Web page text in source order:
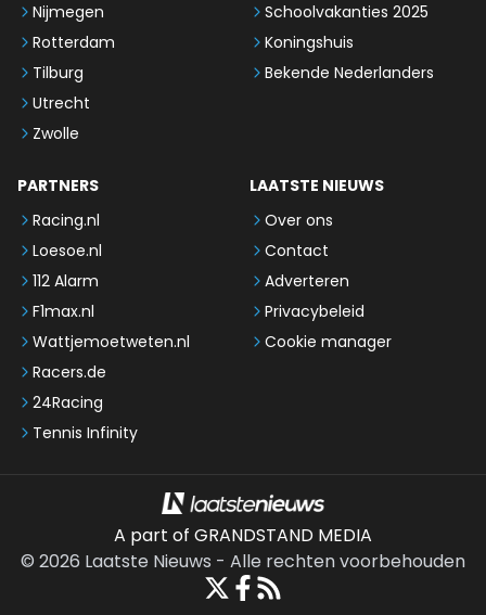
Nijmegen
Rotterdam
Tilburg
Utrecht
Zwolle
Schoolvakanties 2025
Koningshuis
Bekende Nederlanders
PARTNERS
Racing.nl
Loesoe.nl
112 Alarm
F1max.nl
Wattjemoetweten.nl
Racers.de
24Racing
Tennis Infinity
LAATSTE NIEUWS
Over ons
Contact
Adverteren
Privacybeleid
Cookie manager
A part of GRANDSTAND MEDIA
© 2026 Laatste Nieuws - Alle rechten voorbehouden